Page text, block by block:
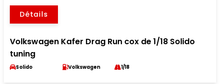
Détails
Volkswagen Kafer Drag Run cox de 1/18 Solido
tuning
Solido Volkswagen 1/18